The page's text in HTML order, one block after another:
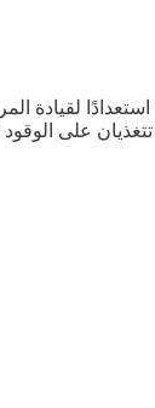
استعدادًا لقيادة